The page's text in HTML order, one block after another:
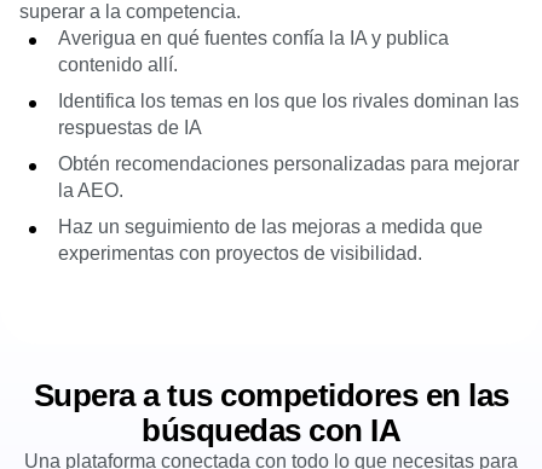
superar a la competencia.
Averigua en qué fuentes confía la IA y publica
contenido allí.
Identifica los temas en los que los rivales dominan las
respuestas de IA
Obtén recomendaciones personalizadas para mejorar
la AEO.
Haz un seguimiento de las mejoras a medida que
experimentas con proyectos de visibilidad.
Supera a tus competidores en las
búsquedas con IA
Una plataforma conectada con todo lo que necesitas para